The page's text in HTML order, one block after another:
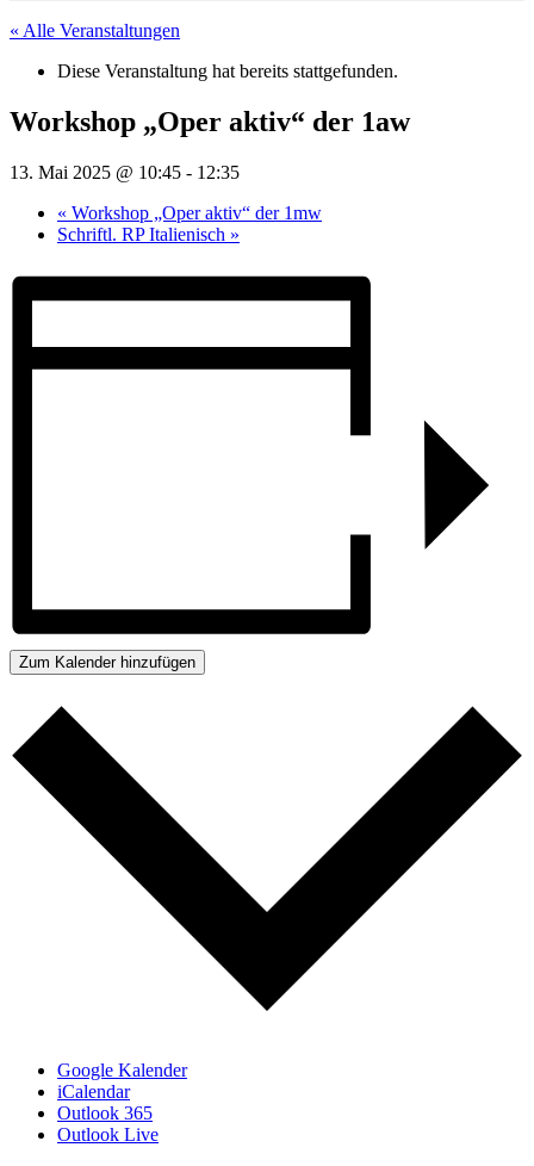
« Alle Veranstaltungen
Diese Veranstaltung hat bereits stattgefunden.
Workshop „Oper aktiv“ der 1aw
13. Mai 2025 @ 10:45 - 12:35
« Workshop „Oper aktiv“ der 1mw
Schriftl. RP Italienisch »
Zum Kalender hinzufügen
Google Kalender
iCalendar
Outlook 365
Outlook Live